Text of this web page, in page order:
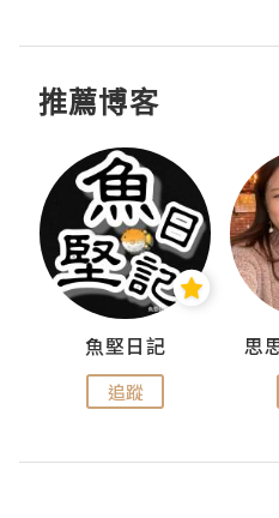
推薦博客
魚堅日記
追蹤